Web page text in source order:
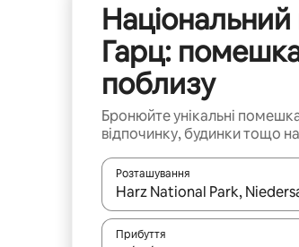
Гарц:
поблизу
Бронюйте унікальні
відпочинку, будинки тощо
Розташування
Отримавши результати пошуку,
Прибуття